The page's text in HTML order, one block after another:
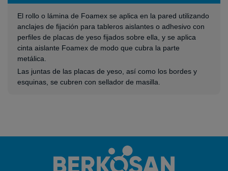
El rollo o lámina de Foamex se aplica en la pared utilizando
anclajes de fijación para tableros aislantes o adhesivo con
perfiles de placas de yeso fijados sobre ella, y se aplica
cinta aislante Foamex de modo que cubra la parte
metálica.
Las juntas de las placas de yeso, así como los bordes y
esquinas, se cubren con sellador de masilla.